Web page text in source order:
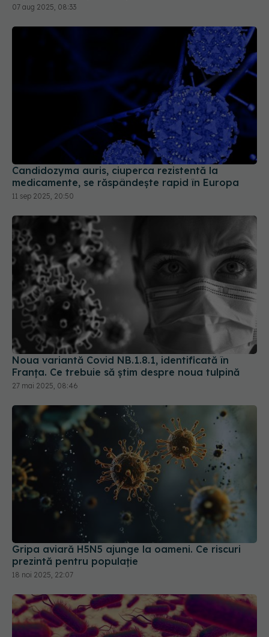
07 aug 2025, 08:33
Candidozyma auris, ciuperca rezistentă la
medicamente, se răspândește rapid în Europa
11 sep 2025, 20:50
Noua variantă Covid NB.1.8.1, identificată în
Franța. Ce trebuie să știm despre noua tulpină
27 mai 2025, 08:46
Gripa aviară H5N5 ajunge la oameni. Ce riscuri
prezintă pentru populație
18 noi 2025, 22:07